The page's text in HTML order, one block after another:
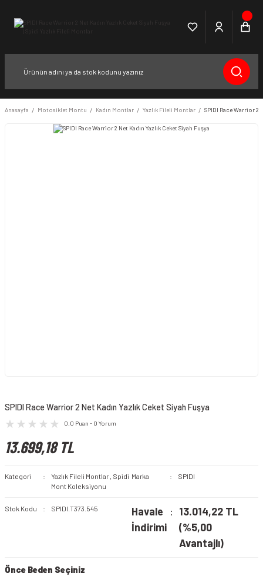
Anasayfa Motosiklet Montu Kadın Montlar Yazlık Fileli Montlar SPIDI Race Warrior 2
SPIDI Race Warrior 2 Net Kadın Yazlık Ceket Siyah Fuşya
0.0 Puan - 0 Yorum
13.699,18 TL
Kategori Yazlık Fileli Montlar , Spidi
Mont Koleksiyonu
Marka SPIDI
Stok Kodu SPIDI.T373.545
Havale
İndirimi
13.014,22 TL
(%5,00
Avantajlı)
Önce Beden Seçiniz